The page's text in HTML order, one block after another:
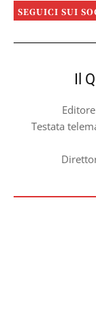
SEGUICI SUI
Il
Testata